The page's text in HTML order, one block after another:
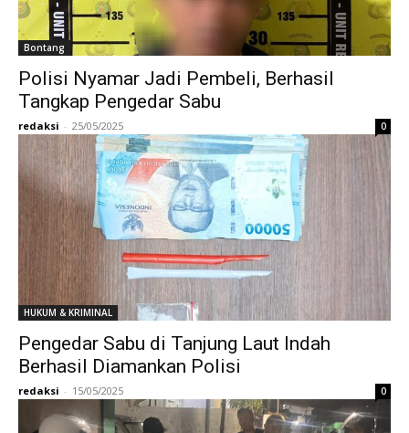
Bontang
Polisi Nyamar Jadi Pembeli, Berhasil
Tangkap Pengedar Sabu
redaksi - 25/05/2025 0
HUKUM & KRIMINAL
Pengedar Sabu di Tanjung Laut Indah
Berhasil Diamankan Polisi
redaksi - 15/05/2025 0